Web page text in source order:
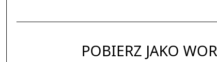
POBIERZ JAKO